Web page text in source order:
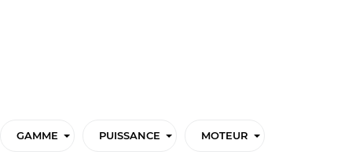
GAMME PUISSANCE MOTEUR